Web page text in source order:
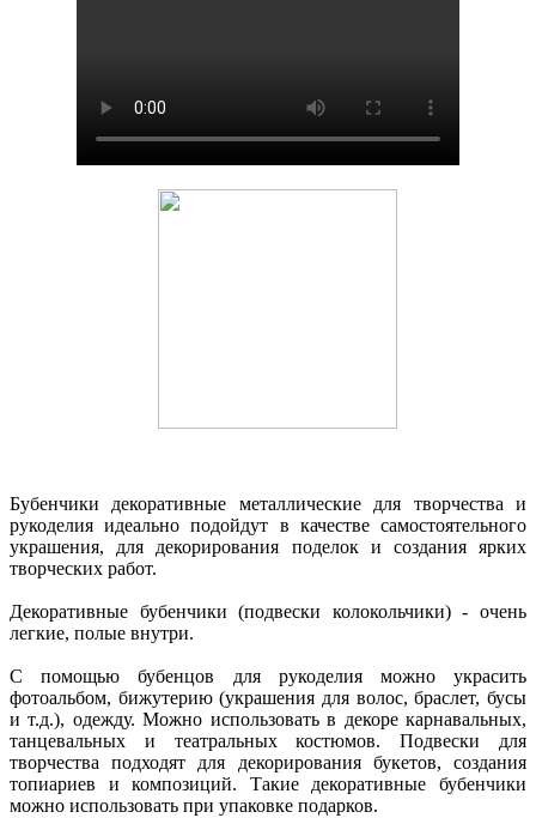
Бубенчики декоративные металлические для творчества и
рукоделия идеально подойдут в качестве самостоятельного
украшения, для декорирования поделок и создания ярких
творческих работ.
Декоративные бубенчики (подвески колокольчики) - очень
легкие, полые внутри.
С помощью бубенцов для рукоделия можно украсить
фотоальбом, бижутерию (украшения для волос, браслет, бусы
и т.д.), одежду. Можно использовать в декоре карнавальных,
танцевальных и театральных костюмов. Подвески для
творчества подходят для декорирования букетов, создания
топиариев и композиций. Такие декоративные бубенчики
можно использовать при упаковке подарков.